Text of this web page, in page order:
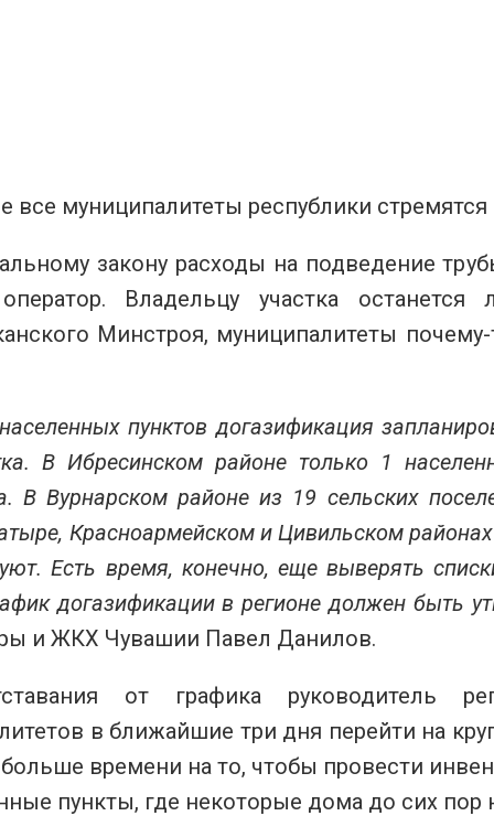
все муниципалитеты республики
закону расходы на подведение
Владельцу участка
Минстроя, муниципалитеты
пунктов догазификация
В Ибресинском районе только 1
В Вурнарском районе из 19 сельских
Красноармейском и Цивильском
Есть время, конечно, еще выверять
догазификации в регионе должен быть
и ЖКХ Чувашии Павел Данилов.
от графика руководитель
в ближайшие три дня перейти на
больше времени на то, чтобы провести
пункты, где некоторые дома до сих